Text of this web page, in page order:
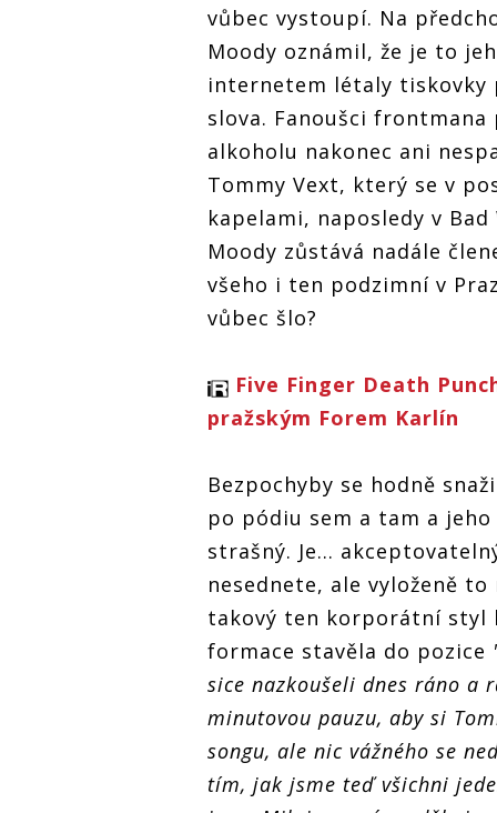
vůbec vystoupí. Na
Moody oznámil, že je to
internetem létaly tiskovky
slova. Fanoušci
alkoholu nakonec ani
Tommy Vext, který se v
kapelami, naposledy v
Moody zůstává nadále
všeho i ten podzimní v
vůbec šlo?
Five Finger Death
pražským Forem Karlín
Bezpochyby se hodně
po pódiu sem a tam a
strašný. Je...
nesednete, ale vyloženě
takový ten korporátní styl
formace stavěla do pozice
sice nazkoušeli dnes ráno a
minutovou pauzu, aby si
songu, ale nic vážného se
tím, jak jsme teď všichni